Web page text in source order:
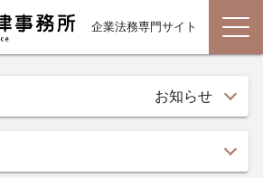
企業法務専門サイト
お知らせ